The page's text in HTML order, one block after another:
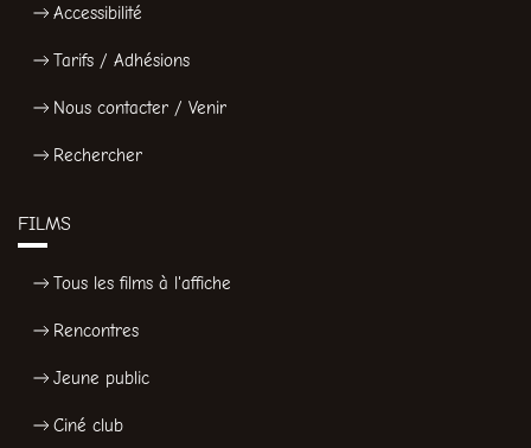
Accessibilité
Tarifs / Adhésions
Nous contacter / Venir
Rechercher
FILMS
Tous les films à l'affiche
Rencontres
Jeune public
Ciné club